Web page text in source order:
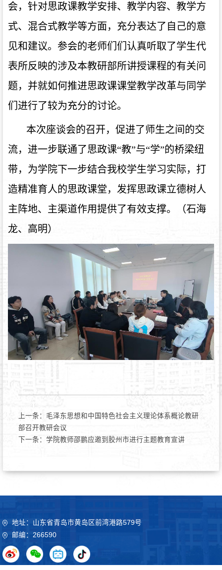
会，针对思政课教学安排、教学内容、教学方
式、混合式教学等方面，充分表达了自己的意
见和建议。参会的老师们们认真听取了学生代
表所反映的涉及本教研部所讲授课程的有关问
题，并就如何推进思政课课堂教学改革与同学
们进行了较为充分的讨论。
本次座谈会的召开，促进了师生之间的交
流，进一步联通了思政课“教”与“学”的桥梁纽
带，为学院下一步结合我校学生学习实际，打
造精准育人的思政课堂，发挥思政课立德树人
主阵地、主渠道作用提供了有效支撑。（石海
龙、高明）
上一条： 毛泽东思想和中国特色社会主义理论体系概论教研
部召开教研会议
下一条： 学院教师邵鹏应邀到胶州市进行主题教育宣讲
地址：山东省青岛市黄岛区前湾港路579号
邮编：266590